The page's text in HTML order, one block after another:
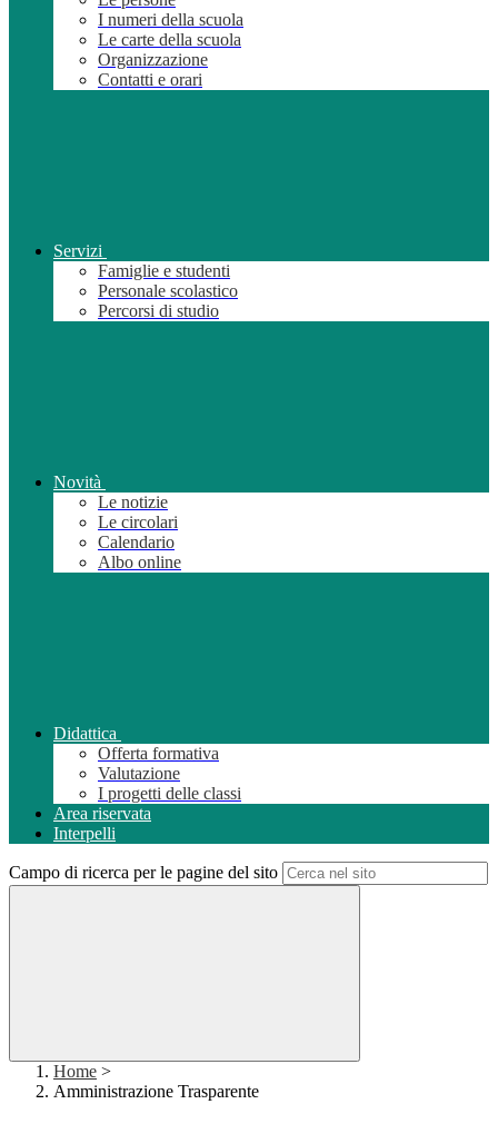
I numeri della scuola
Le carte della scuola
Organizzazione
Contatti e orari
Servizi
Famiglie e studenti
Personale scolastico
Percorsi di studio
Novità
Le notizie
Le circolari
Calendario
Albo online
Didattica
Offerta formativa
Valutazione
I progetti delle classi
Area riservata
Interpelli
Campo di ricerca per le pagine del sito
Home >
Amministrazione Trasparente